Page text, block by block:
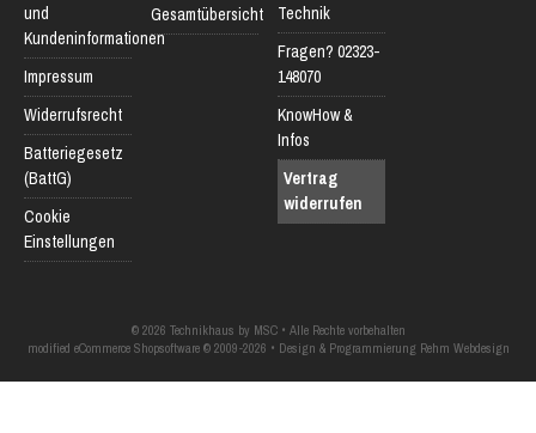
und
Kundeninformationen
Impressum
Widerrufsrecht
Batteriegesetz
(BattG)
Cookie
Einstellungen
Gesamtübersicht
Technik
Fragen? 02323-
148070
KnowHow &
Infos
Vertrag
widerrufen
© 2026 Technikhaus by MSC • Alle Rechte vorbehalten
modified eCommerce Shopsoftware © 2009-2026 • Design & Programmierung Rehm Webdesign